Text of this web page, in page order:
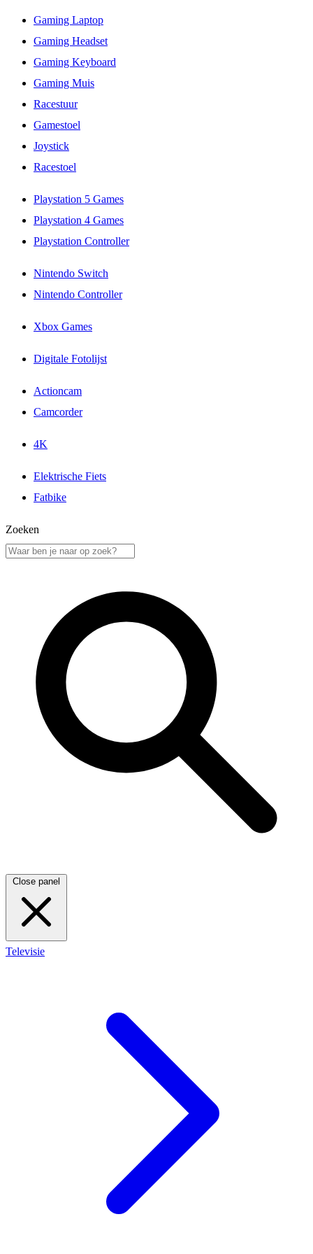
Gaming Laptop
Gaming Headset
Gaming Keyboard
Gaming Muis
Racestuur
Gamestoel
Joystick
Racestoel
Playstation 5 Games
Playstation 4 Games
Playstation Controller
Nintendo Switch
Nintendo Controller
Xbox Games
Digitale Fotolijst
Actioncam
Camcorder
4K
Elektrische Fiets
Fatbike
Zoeken
Close panel
Televisie